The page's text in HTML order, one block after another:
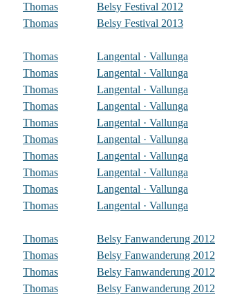
Thomas Belsy Festival 2012
Thomas Belsy Festival 2013
Thomas Langental · Vallunga
Thomas Langental · Vallunga
Thomas Langental · Vallunga
Thomas Langental · Vallunga
Thomas Langental · Vallunga
Thomas Langental · Vallunga
Thomas Langental · Vallunga
Thomas Langental · Vallunga
Thomas Langental · Vallunga
Thomas Langental · Vallunga
Thomas Belsy Fanwanderung 2012
Thomas Belsy Fanwanderung 2012
Thomas Belsy Fanwanderung 2012
Thomas Belsy Fanwanderung 2012